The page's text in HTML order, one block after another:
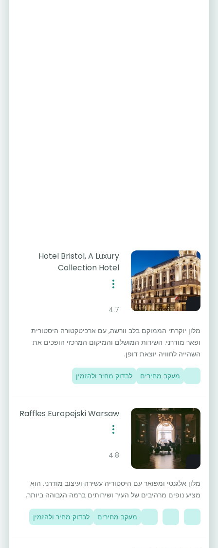
Hotel Bristol, A Luxury
Collection Hotel
4.7
מלון יוקרתי הממוקם בלב וורשה, עם ארכיטקטורה היסטורית
ופאר מודרני. השירות המושלם והמיקום המרכזי הופכים את
השהייה לחוויה יוצאת דופן.
מעקב מחירים לבדוק מחיר ולהזמין
Raffles Europejski Warsaw
4.8
מלון אלגנטי ומפואר עם היסטוריה עשירה ועיצוב מודרני. הוא
מציע נופים מרהיבים של העיר ושירותים ברמה הגבוהה ביותר.
מעקב מחירים לבדוק מחיר ולהזמין